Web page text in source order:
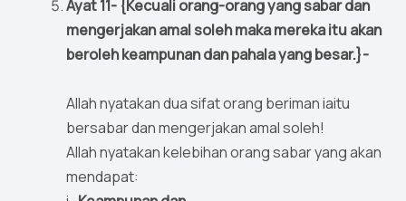
Ayat 11- {Kecuali orang-orang yang sabar dan
mengerjakan amal soleh maka mereka itu akan
beroleh keampunan dan pahala yang besar.}-
Allah nyatakan dua sifat orang beriman iaitu
bersabar dan mengerjakan amal soleh!
Allah nyatakan kelebihan orang sabar yang akan
mendapat: